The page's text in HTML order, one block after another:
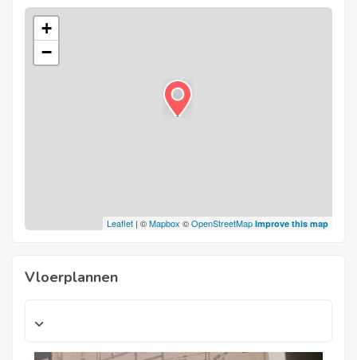
+
−
Leaflet | ©Mapbox ©OpenStreetMap Improve this map
Vloerplannen